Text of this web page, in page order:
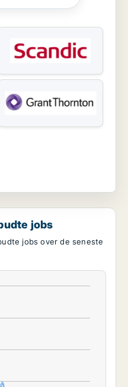
jobs
jobs over de seneste